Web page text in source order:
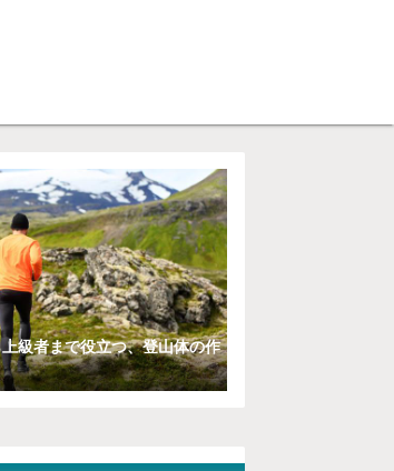
ピー）】
級者まで役立つ、登山体の作